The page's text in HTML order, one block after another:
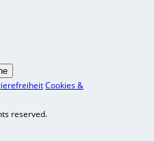
Cookies &
reserved.